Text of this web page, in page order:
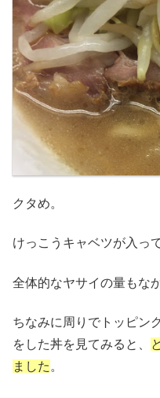
クタめ。
けっこうキャベツが入っ
全体的なヤサイの量もな
ちなみに周りでトッピン
をした丼を見てみると、
ました 。